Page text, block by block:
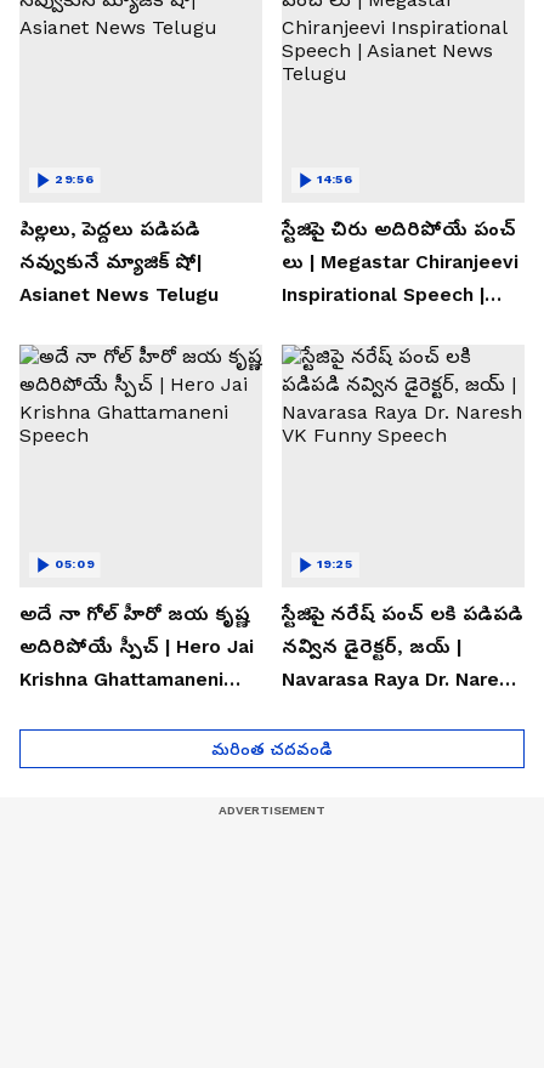
పిల్లలు, పెద్దలు పడిపడి
నవ్వుకునే మ్యాజిక్ షో|
Asianet News Telugu
29:56
స్టేజిపై చిరు అదిరిపోయే పంచ్
లు | Megastar Chiranjeevi
Inspirational Speech |
14:56
అదే నా గోల్ హీరో జయ కృష్ణ
అదిరిపోయే స్పీచ్ | Hero Jai
Krishna Ghattamaneni
05:09
స్టేజిపై నరేష్ పంచ్ లకి పడిపడి
నవ్విన డైరెక్టర్, జయ్ |
Navarasa Raya Dr. Naresh
19:25
మరింత చదవండి